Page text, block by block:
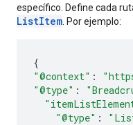
específico. Define cada
ListItem . Por ejemplo:
{
"@context" :
"@type" :
"@type" :